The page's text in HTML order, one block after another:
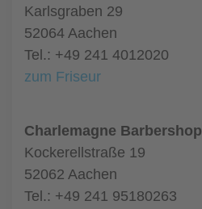
Karlsgraben 29
52064 Aachen
Tel.: +49 241 4012020
zum Friseur
Charlemagne Barbershop
Kockerellstraße 19
52062 Aachen
Tel.: +49 241 95180263